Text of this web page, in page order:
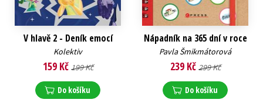
V hlavě 2 - Deník emocí
Kolektiv
159 Kč 199 Kč
Do košíku
Nápadník na 365 dní v roce
Pavla Šmikmátorová
239 Kč 299 Kč
Do košíku